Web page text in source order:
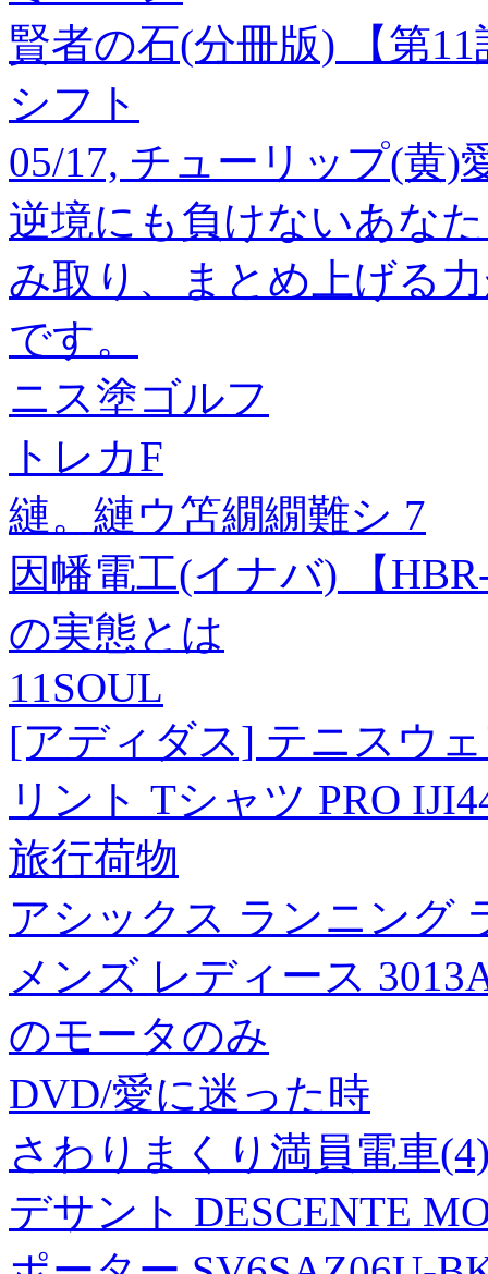
賢者の石(分冊版) 【第11
シフト
05/17, チューリップ(黄)
逆境にも負けないあな
み取り、まとめ上げる
です。
ニス塗ゴルフ
トレカF
縺。縺ウ笘繝繝難シ 7
因幡電工(イナバ) 【
の実態とは
11SOUL
[アディダス] テニスウ
リント Tシャツ PRO
旅行荷物
アシックス ランニング
メンズ レディース
のモータのみ
DVD/愛に迷った時
さわりまくり満員電車
デサント DESCENTE